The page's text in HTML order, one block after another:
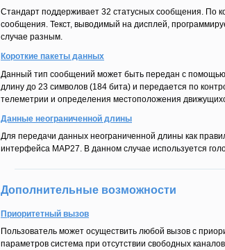
Стандарт поддерживает 32 статусных сообщения. По
сообщения. Текст, выводимый на дисплей,
случае разным.
Короткие пакеты данных
Данный тип сообщений может быть передан с
длину до 23 символов (184 бита) и передается по
телеметрии и определения местоположения
Данные неограниченной длины
Для передачи данных неограниченной длины как
интерфейса MAP27. В данном случае используется
Дополнительные возможности
Приоритетный вызов
Пользователь может осуществить любой вызов с
параметров система при отсутствии свободных